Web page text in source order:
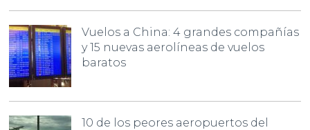
Vuelos a China: 4 grandes compañías
y 15 nuevas aerolíneas de vuelos
baratos
10 de los peores aeropuertos del